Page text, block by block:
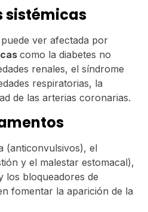
sistémicas
ver afectada por
como la diabetes no
renales, el síndrome
respiratorias, la
de las arterias coronarias.
(anticonvulsivos), el
y el malestar estomacal),
los bloqueadores de
fomentar la aparición de la